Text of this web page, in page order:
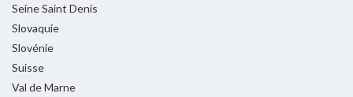
Seine Saint Denis
Slovaquie
Slovénie
Suisse
Val de Marne